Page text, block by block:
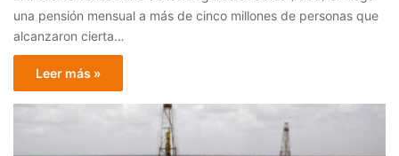
una pensión mensual a más de cinco millones de personas que
alcanzaron cierta…
Leer más »